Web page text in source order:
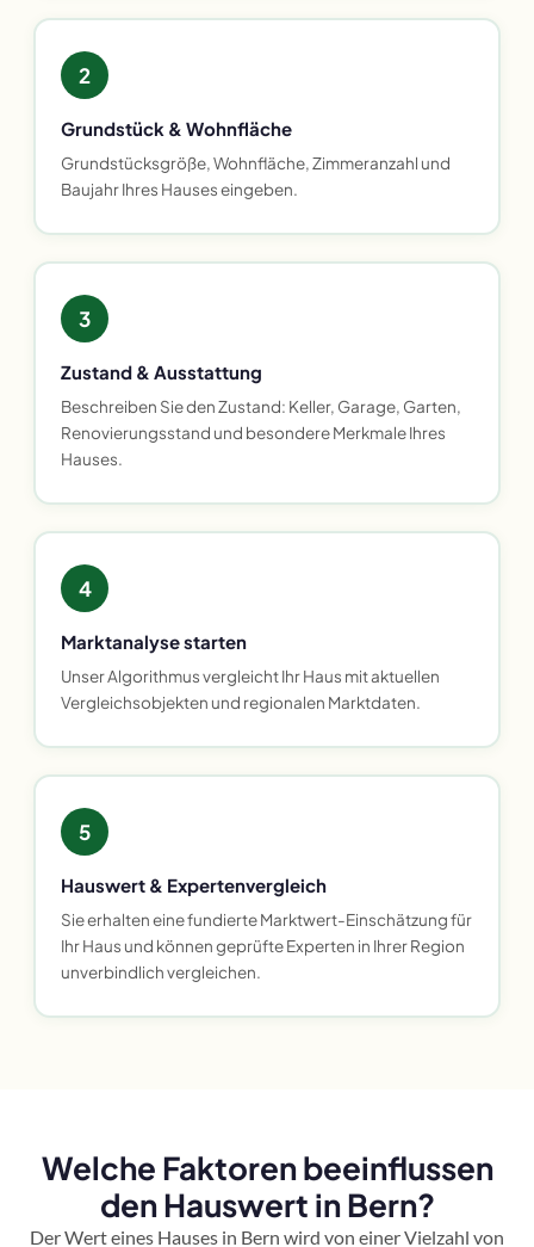
2
Grundstück & Wohnfläche
Grundstücksgröße, Wohnfläche, Zimmeranzahl und
Baujahr Ihres Hauses eingeben.
3
Zustand & Ausstattung
Beschreiben Sie den Zustand: Keller, Garage, Garten,
Renovierungsstand und besondere Merkmale Ihres
Hauses.
4
Marktanalyse starten
Unser Algorithmus vergleicht Ihr Haus mit aktuellen
Vergleichsobjekten und regionalen Marktdaten.
5
Hauswert & Expertenvergleich
Sie erhalten eine fundierte Marktwert-Einschätzung für
Ihr Haus und können geprüfte Experten in Ihrer Region
unverbindlich vergleichen.
Welche Faktoren beeinflussen
den Hauswert in Bern?
Der Wert eines Hauses in Bern wird von einer Vielzahl von